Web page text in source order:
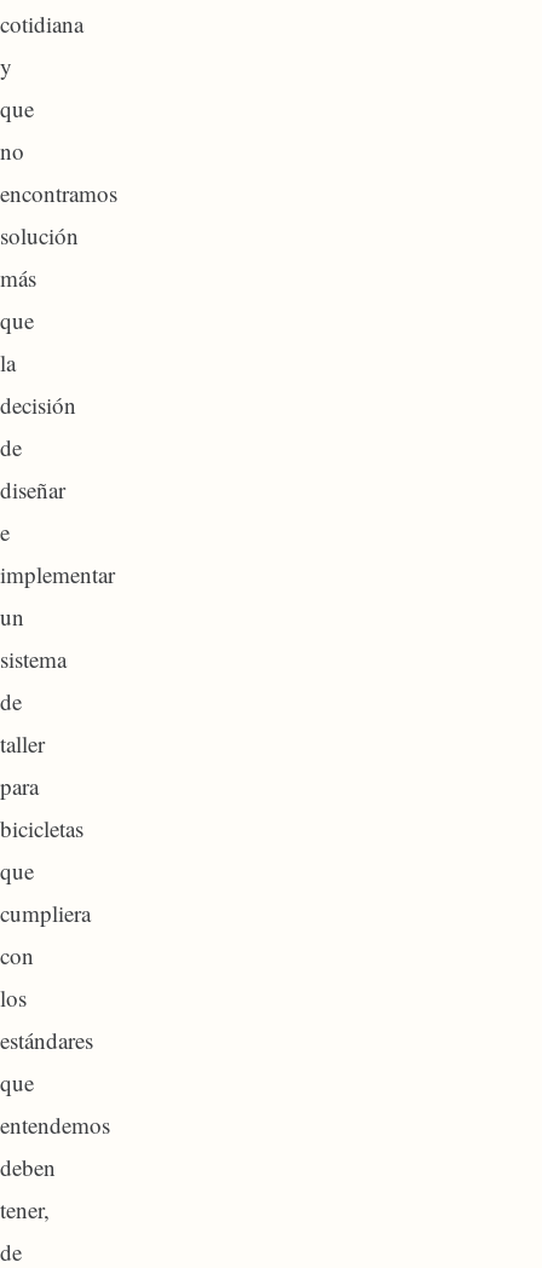
cotidiana
y
que
no
encontramos
solución
más
que
la
decisión
de
diseñar
e
implementar
un
sistema
de
taller
para
bicicletas
que
cumpliera
con
los
estándares
que
entendemos
deben
tener,
de